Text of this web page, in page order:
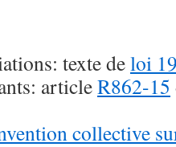
texte deloi
articleR862-15
collective